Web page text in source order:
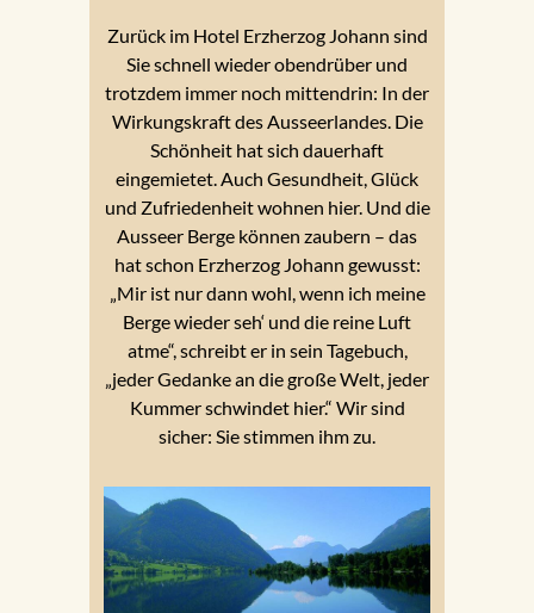
Zurück im Hotel Erzherzog Johann sind
Sie schnell wieder obendrüber und
trotzdem immer noch mittendrin: In der
Wirkungskraft des Ausseerlandes. Die
Schönheit hat sich dauerhaft
eingemietet. Auch Gesundheit, Glück
und Zufriedenheit wohnen hier. Und die
Ausseer Berge können zaubern – das
hat schon Erzherzog Johann gewusst:
„Mir ist nur dann wohl, wenn ich meine
Berge wieder seh‘ und die reine Luft
atme“, schreibt er in sein Tagebuch,
„jeder Gedanke an die große Welt, jeder
Kummer schwindet hier.“ Wir sind
sicher: Sie stimmen ihm zu.